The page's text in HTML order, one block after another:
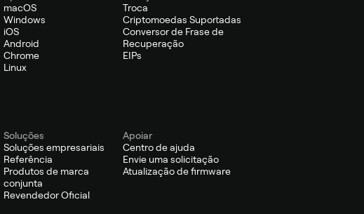
macOS
Windows
iOS
Android
Chrome
Linux
Troca
Criptomoedas Suportadas
Conversor de Frase de
Recuperação
EIPs
Soluções
Soluções empresariais
Referência
Produtos de marca
conjunta
Revendedor Oficial
Apoiar
Centro de ajuda
Envie uma solicitação
Atualização de firmware